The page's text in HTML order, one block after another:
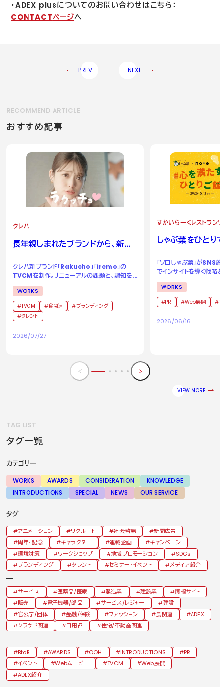
・ADEX plusについてのお問い合わせはこちら：
CONTACTページへ
PREV NEXT
RECOMMEND ARTICLE
おすすめ記事
クレハ
長年親しまれたブランドから、新た
クレハ新ブランド「Rakucho」「iremo」の
TVCMを制作。リニューアルの課題と、認知を
獲得するためのアイデアとは。
WORKS
TVCM 食関連
ブランディング
タレント
2026/07/27
すかいらーくレストラン
しゃぶ葉をひと
「ソロしゃぶ葉」が
でインサイトを導く戦
成功事例
WORKS
PR Web展開
2026/06/16
VIEW MORE
TAG LIST
タグ一覧
カテゴリー
WORKS AWARDS CONSIDERATION
KNOWLEDGE
INTRODUCTIONS
SPECIAL NEWS OUR SERVICE
タグ
アニメーション リクルート 社会啓発
新聞広告
周年・記念
キャラクター 連載企画
キャンペーン
環境対策
ワークショップ 地域プロモーション
SDGs
ブランディング
タレント セミナー・イベント メディア紹介
サービス 医薬品/医療 製造業 建設業
情報サイト
販売
電子機器/部品 サービス/レジャー
建設
官公庁/団体
金融/保険 ファッション 食関連
ADEX
クラウド関連
日用品 住宅/不動産関連
BtoB AWARDS OOH INTRODUCTIONS
PR
イベント
Webムービー TVCM
Web展開
ADEX紹介